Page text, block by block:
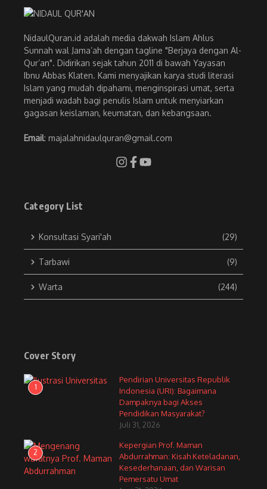
NidaulQuran.id adalah media dakwah Islam Ahlus
Sunnah wal Jama’ah dengan tagline "Berjaya dengan Al-
Qur’an". Didirikan sejak tahun 2011 di bawah Yayasan
Ibnu Abbas Klaten. Kami menyajikan karya studi literasi
Islam yang mudah dipahami, menginspirasi umat, serta
menjadi wadah bagi penulis Islam untuk menyiarkan
gagasan keislaman, keumatan, dan kebangsaan.
Email: majalahnidaulquran@gmail.com
Category List
Konsultasi Syari'ah (29)
Tarbawi (9)
Warta (244)
Cover Story
1
Pendirian Universitas Republik
Indonesia (URI): Bagaimana
Dampaknya bagi Akses
Pendidikan Masyarakat?
Juli 31, 2026
2
Kepergian Prof. Maman
Abdurrahman: Kisah Keteladanan,
Kesederhanaan, dan Warisan
Pemersatu Umat